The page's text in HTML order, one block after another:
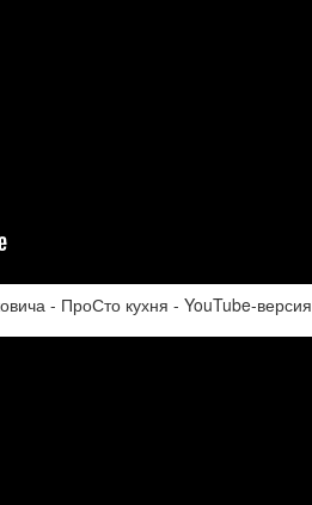
- ПроСто кухня - YouTube-версия